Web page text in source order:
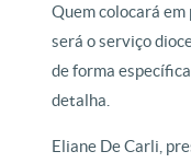
Quem colocará
será o serviço
de forma
detalha.
Eliane De Carli,